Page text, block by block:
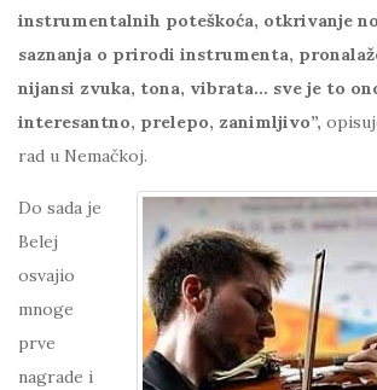
instrumentalnih poteškoća, otkrivanje
saznanja o prirodi instrumenta,
nijansi zvuka, tona, vibrata… sve je to
interesantno, prelepo, zanimljivo”,
rad u Nemačkoj.
Do sada je
Belej
osvajio
mnoge
prve
nagrade i